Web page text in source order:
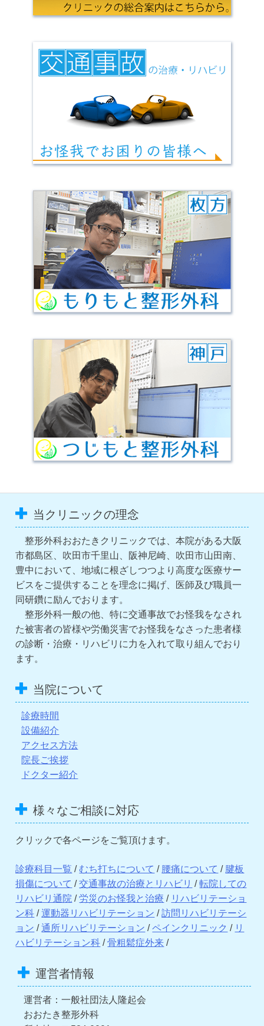
当クリニックの理念
整形外科おおたきクリニックでは、本院がある大阪
市都島区、吹田市千里山、阪神尼崎、吹田市山田南、
豊中において、地域に根ざしつつより高度な医療サー
ビスをご提供することを理念に掲げ、医師及び職員一
同研鑽に励んでおります。
整形外科一般の他、特に交通事故でお怪我をなされ
た被害者の皆様や労働災害でお怪我をなさった患者様
の診断・治療・リハビリに力を入れて取り組んでおり
ます。
当院について
診療時間
設備紹介
アクセス方法
院長ご挨拶
ドクター紹介
様々なご相談に対応
クリックで各ページをご覧頂けます。
診療科目一覧 / むち打ちについて / 腰痛について / 腱板
損傷について /交通事故の治療とリハビリ /転院しての
リハビリ通院 /労災のお怪我と治療 / リハビリテーショ
ン科 /運動器リハビリテーション /訪問リハビリテーシ
ョン /通所リハビリテーション /ペインクリニック / リ
ハビリテーション科 /骨粗鬆症外来 /
運営者情報
運営者：一般社団法人隆起会
おおたき整形外科